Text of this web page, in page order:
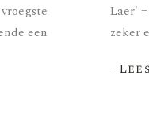
een
Laer'
zeker
-